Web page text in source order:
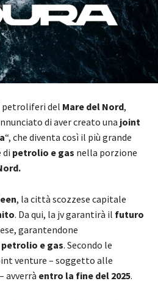
petroliferi del Mare del Nord,
di aver creato una joint
“, che diventa così il più grande
di petrolio e gas nella porzione
, la città scozzese capitale
. Da qui, la jv garantirà il futuro
garantendone
petrolio e gas. Secondo le
venture – soggetto alle
avverrà entro la fine del 2025.